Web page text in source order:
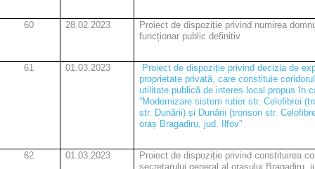
60 28.02.2023
Proiect de dispoziție privind numirea
funcționar public definitiv
61 01.03.2023
Proiect de dispoziție privind decizia de
proprietate privată, care constituie
utilitate publică de interes local propus în
”Modernizare sistem rutier str. Celofibrei
str. Dunării) și Dunării (tronson str.
oraș Bragadiru, jud. Ilfov”
62 01.03.2023 Proiect de dispozițieprivind constituirea
secretarului general al orașului Bragadiru,